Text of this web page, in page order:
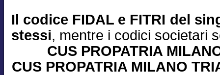
Il codice FIDAL e FITRI del
stessi, mentre i codici societari
CUS PROPATRIA
CUS PROPATRIA MILANO